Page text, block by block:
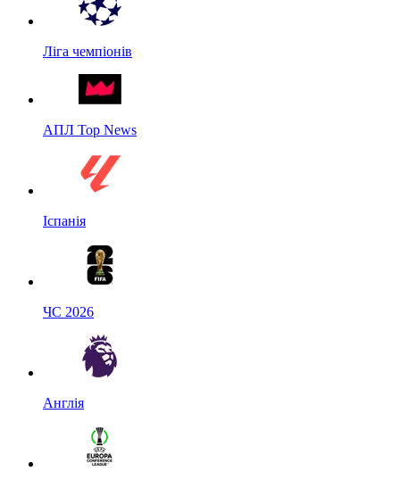
Ліга чемпіонів
АПЛ Top News
Іспанія
ЧС 2026
Англія